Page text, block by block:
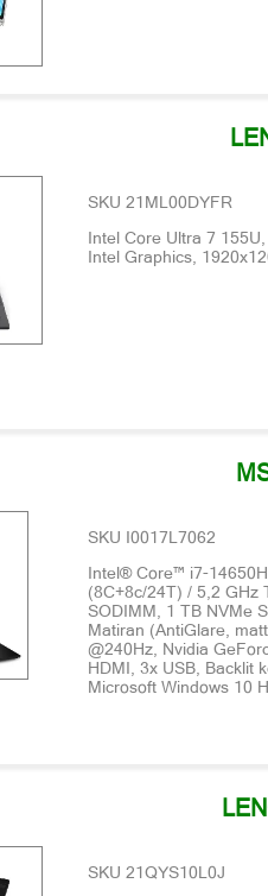
SKU 21ML00DYFR
Intel Core Ultra 7
Intel Graphics,
SKU I0017L7062
Intel® Core™ i7-
(8C+8c/24T) / 5,2 GHz
SODIMM, 1 TB NVMe
Matiran (AntiGlare,
@240Hz, Nvidia
HDMI, 3x USB, Backlit
Microsoft Windows 10
SKU 21QYS10L0J